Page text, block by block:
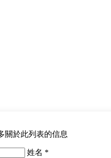
關於此列表的信息
姓名 *